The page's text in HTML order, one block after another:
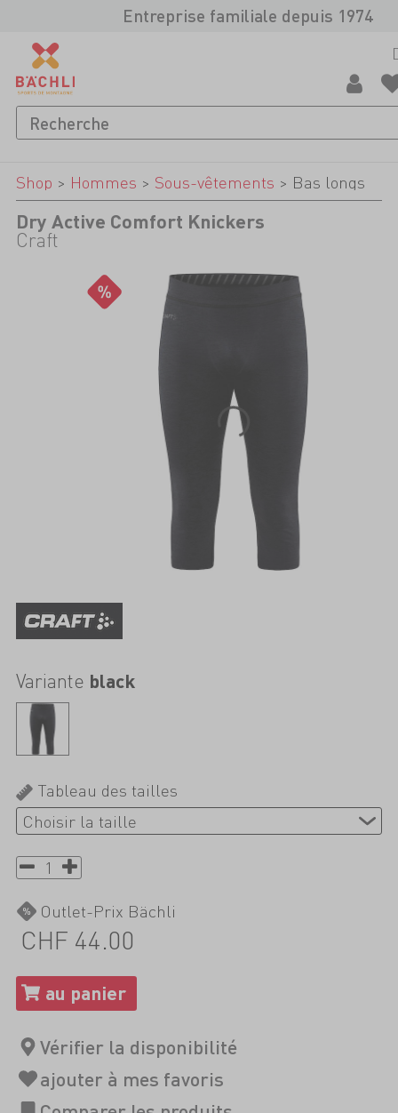
Entreprise familiale depuis 1974
Shop > Hommes > Sous-vêtements > Bas longs
Dry Active Comfort Knickers
Craft
Variante black
Tableau des tailles
Outlet-Prix Bächli
CHF 44.00